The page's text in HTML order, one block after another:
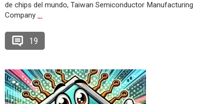
de chips del mundo, Taiwan Semiconductor Manufacturing
Company …
19